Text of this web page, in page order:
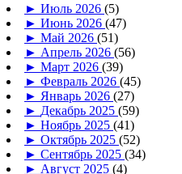
► Июль 2026 (5)
► Июнь 2026 (47)
► Май 2026 (51)
► Апрель 2026 (56)
► Март 2026 (39)
► Февраль 2026 (45)
► Январь 2026 (27)
► Декабрь 2025 (59)
► Ноябрь 2025 (41)
► Октябрь 2025 (52)
► Сентябрь 2025 (34)
► Август 2025 (4)